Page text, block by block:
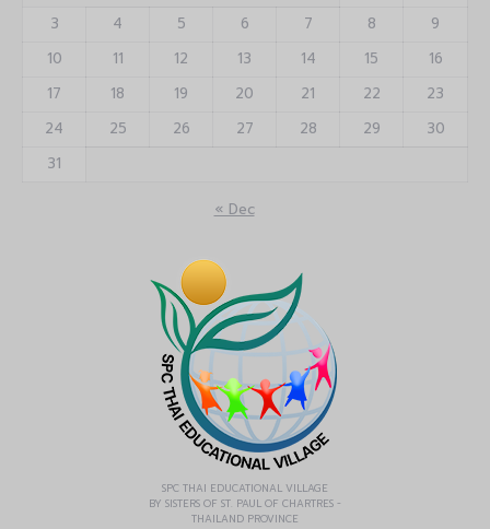
3
4 5 6 7 8
9
10
11 12 13 14 15
16
17
18 19 20 21 22
23
24
25 26 27 28 29
30
31
« Dec
SPC THAI EDUCATIONAL VILLAGE
BY SISTERS OF ST. PAUL OF CHARTRES -
THAILAND PROVINCE